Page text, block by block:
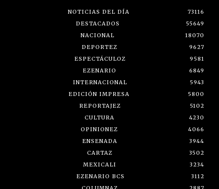
NOTICIAS DEL DÍA
73116
DESTACADOS
55649
NACIONAL
18070
DEPORTEZ
9627
ESPECTÁCULOZ
9581
EZENARIO
6849
INTERNACIONAL
5943
EDICIÓN IMPRESA
5800
REPORTAJEZ
5102
CULTURA
4230
OPINIONEZ
4066
ENSENADA
3944
CARTAZ
3502
MEXICALI
3234
EZENARIO BCS
3112